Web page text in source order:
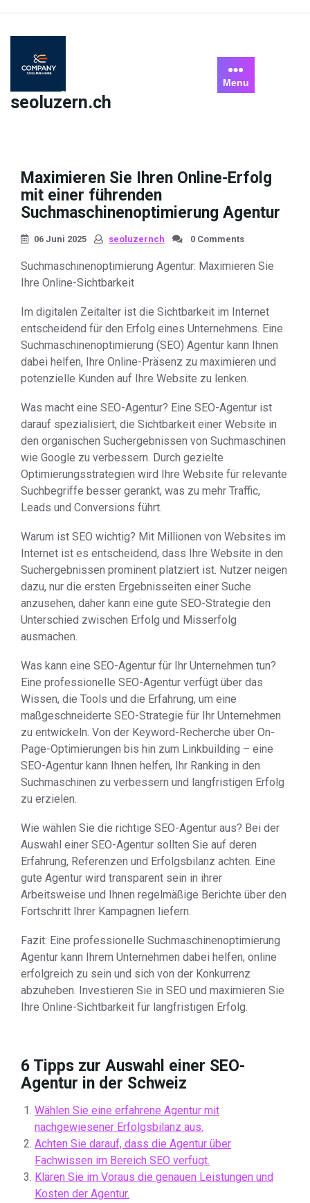
content
seoluzern.ch
Menu
Maximieren Sie Ihren Online-Erfolg
mit einer führenden
Suchmaschinenoptimierung Agentur
06 Juni 2025 seoluzernch 0 Comments
Suchmaschinenoptimierung Agentur: Maximieren Sie
Ihre Online-Sichtbarkeit
Im digitalen Zeitalter ist die Sichtbarkeit im Internet
entscheidend für den Erfolg eines Unternehmens. Eine
Suchmaschinenoptimierung (SEO) Agentur kann Ihnen
dabei helfen, Ihre Online-Präsenz zu maximieren und
potenzielle Kunden auf Ihre Website zu lenken.
Was macht eine SEO-Agentur? Eine SEO-Agentur ist
darauf spezialisiert, die Sichtbarkeit einer Website in
den organischen Suchergebnissen von Suchmaschinen
wie Google zu verbessern. Durch gezielte
Optimierungsstrategien wird Ihre Website für relevante
Suchbegriffe besser gerankt, was zu mehr Traffic,
Leads und Conversions führt.
Warum ist SEO wichtig? Mit Millionen von Websites im
Internet ist es entscheidend, dass Ihre Website in den
Suchergebnissen prominent platziert ist. Nutzer neigen
dazu, nur die ersten Ergebnisseiten einer Suche
anzusehen, daher kann eine gute SEO-Strategie den
Unterschied zwischen Erfolg und Misserfolg
ausmachen.
Was kann eine SEO-Agentur für Ihr Unternehmen tun?
Eine professionelle SEO-Agentur verfügt über das
Wissen, die Tools und die Erfahrung, um eine
maßgeschneiderte SEO-Strategie für Ihr Unternehmen
zu entwickeln. Von der Keyword-Recherche über On-
Page-Optimierungen bis hin zum Linkbuilding – eine
SEO-Agentur kann Ihnen helfen, Ihr Ranking in den
Suchmaschinen zu verbessern und langfristigen Erfolg
zu erzielen.
Wie wählen Sie die richtige SEO-Agentur aus? Bei der
Auswahl einer SEO-Agentur sollten Sie auf deren
Erfahrung, Referenzen und Erfolgsbilanz achten. Eine
gute Agentur wird transparent sein in ihrer
Arbeitsweise und Ihnen regelmäßige Berichte über den
Fortschritt Ihrer Kampagnen liefern.
Fazit: Eine professionelle Suchmaschinenoptimierung
Agentur kann Ihrem Unternehmen dabei helfen, online
erfolgreich zu sein und sich von der Konkurrenz
abzuheben. Investieren Sie in SEO und maximieren Sie
Ihre Online-Sichtbarkeit für langfristigen Erfolg.
6 Tipps zur Auswahl einer SEO-
Agentur in der Schweiz
Wählen Sie eine erfahrene Agentur mit
nachgewiesener Erfolgsbilanz aus.
Achten Sie darauf, dass die Agentur über
Fachwissen im Bereich SEO verfügt.
Klären Sie im Voraus die genauen Leistungen und
Kosten der Agentur.